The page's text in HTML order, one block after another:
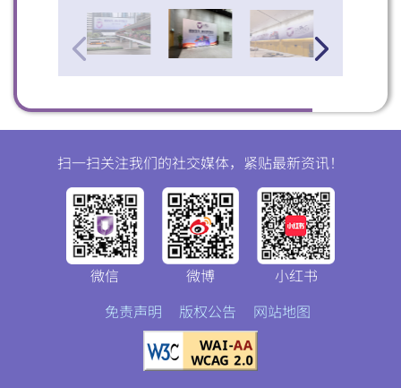
免责声明 版权公告 网站地图
扫一扫关注我们的社交媒体，紧贴最新资讯！
微信 微博 小红书